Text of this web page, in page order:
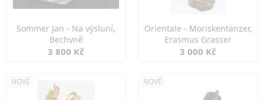
Sommer Jan - Na výsluní,
Bechyně
3 800 Kč
Orientale - Moriskentänzer,
Erasmus Grasser
3 000 Kč
NOVÉ NOVÉ